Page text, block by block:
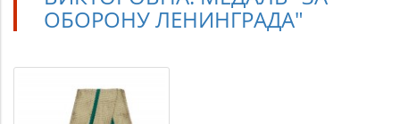
ОБОРОНУ ЛЕНИНГРАДА"